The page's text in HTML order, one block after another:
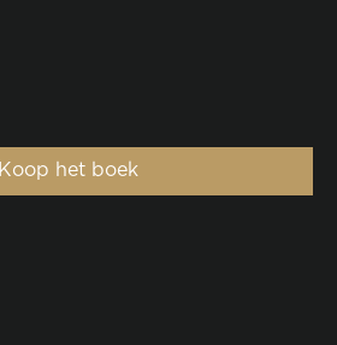
Koop het boek